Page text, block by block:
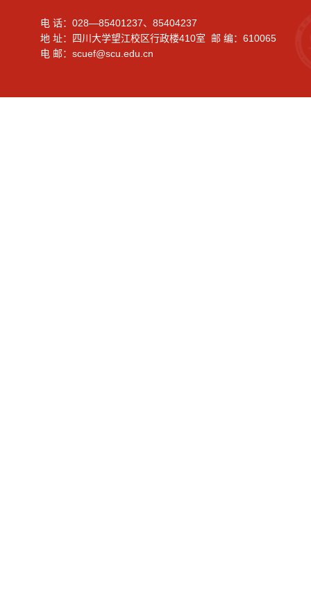
电 话：028—85401237、85404237
地 址：四川大学望江校区行政楼410室 邮 编：610065
电 邮：scuef@scu.edu.cn